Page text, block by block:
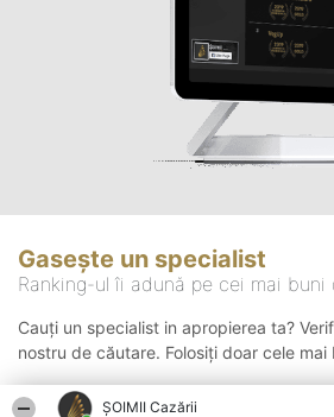
ȘOIMII Cazării
Gasește un specialist
Ranking-ul îi adună pe cei mai
Cauți un specialist in apropierea ta?
nostru de căutare. Folosiți doar cele mai